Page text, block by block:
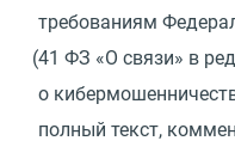
требованиям
(41 ФЗ «О связи» в
о
полный текст,